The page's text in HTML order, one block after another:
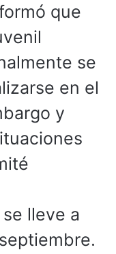
que
se
en el
y
lleve a